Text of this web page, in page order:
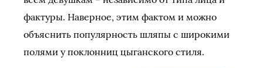
фактуры. Наверное, этим фактом и можно
объяснить популярность шляпы с широкими
полями у поклонниц цыганского стиля.